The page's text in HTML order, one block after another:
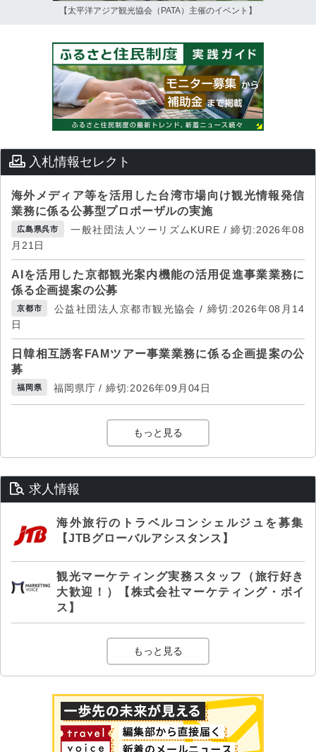
【太平洋アジア観光協会（PATA）主催のイベント】
入札情報セレクト
海外メディア等を活用した台湾市場向け観光情報発信
業務に係る公募型プロポーザルの実施
広島県呉市
一般社団法人ツーリズムKURE / 締切:2026年08
月21日
AIを活用した京都観光案内機能の活用促進事業業務に
係る企画提案の公募
京都市
公益社団法人京都市観光協会 / 締切:2026年08月14
日
日韓相互誘客FAMツアー事業業務に係る企画提案の公
募
福岡県 福岡県庁 / 締切:2026年09月04日
もっと見る
求人情報
海外旅行のトラベルコンシェルジュを募集
【JTBグローバルアシスタンス】
観光マーケティング実務スタッフ（旅行好き
大歓迎！）【株式会社マーケティング・ボイ
ス】
もっと見る